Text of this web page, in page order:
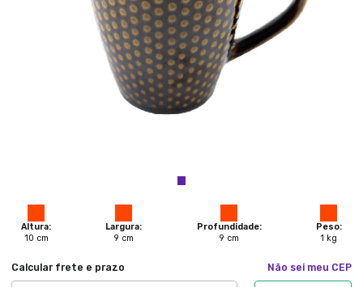
Altura:
10 cm
Largura:
9 cm
Profundidade:
9 cm
Peso:
1 kg
Calcular frete e prazo Não sei meu CEP